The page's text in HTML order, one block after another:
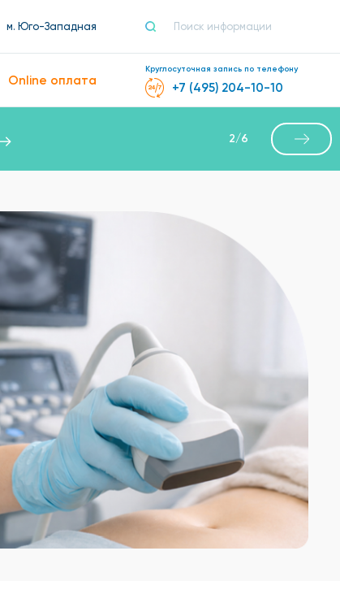
м. Юго-Западная
Online оплата
Круглосуточная запись по телефону
+7 (495) 204-10-10
2/6